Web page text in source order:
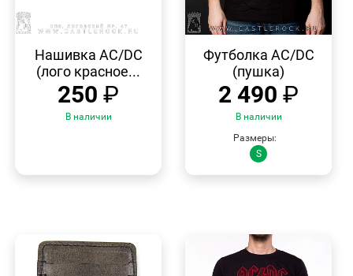
ПРОСМОТР
Нашивка AC/DC
(лого красное...
250 ₽
В наличии
ПРОСМОТР
Футболка AC/DC
(пушка)
2 490 ₽
В наличии
Размеры:
S